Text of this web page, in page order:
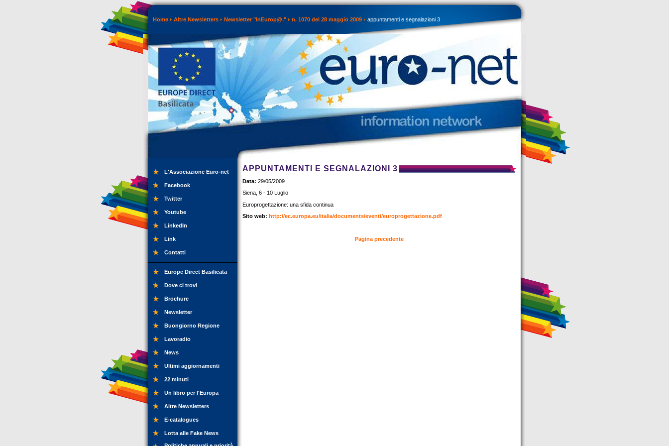
Home Altre Newsletters Newsletter "InEurop@." n. 1070 del 28 maggio 2009 appuntamenti e segnalazioni 3
L'Associazione Euro-net
Facebook
Twitter
Youtube
LinkedIn
Link
Contatti
Europe Direct Basilicata
Dove ci trovi
Brochure
Newsletter
Buongiorno Regione
Lavoradio
News
Ultimi aggiornamenti
22 minuti
Un libro per l'Europa
Altre Newsletters
E-catalogues
Lotta alle Fake News
APPUNTAMENTI E SEGNALAZIONI 3
Data: 29/05/2009
Siena, 6 - 10 Luglio
Europrogettazione: una sfida continua
Sito web: http://ec.europa.eu/italia/documents/eventi/europrogettazione.pdf
Pagina precedente